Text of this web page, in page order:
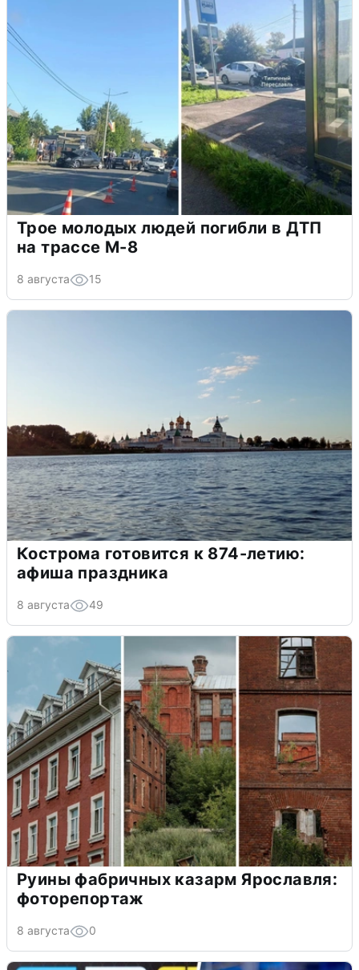
Трое молодых людей погибли в ДТП
на трассе М-8
8 августа 15
Кострома готовится к 874-летию:
афиша праздника
8 августа 49
Руины фабричных казарм Ярославля:
фоторепортаж
8 августа 0